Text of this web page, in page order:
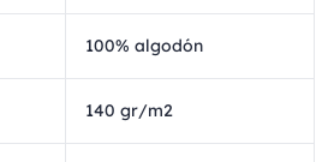
100% algodón
140 gr/m2